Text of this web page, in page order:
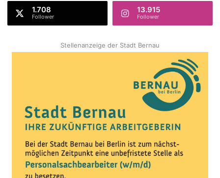
1.708
Follower
13.915
Follower
Stellenanzeige der Stadt Bernau